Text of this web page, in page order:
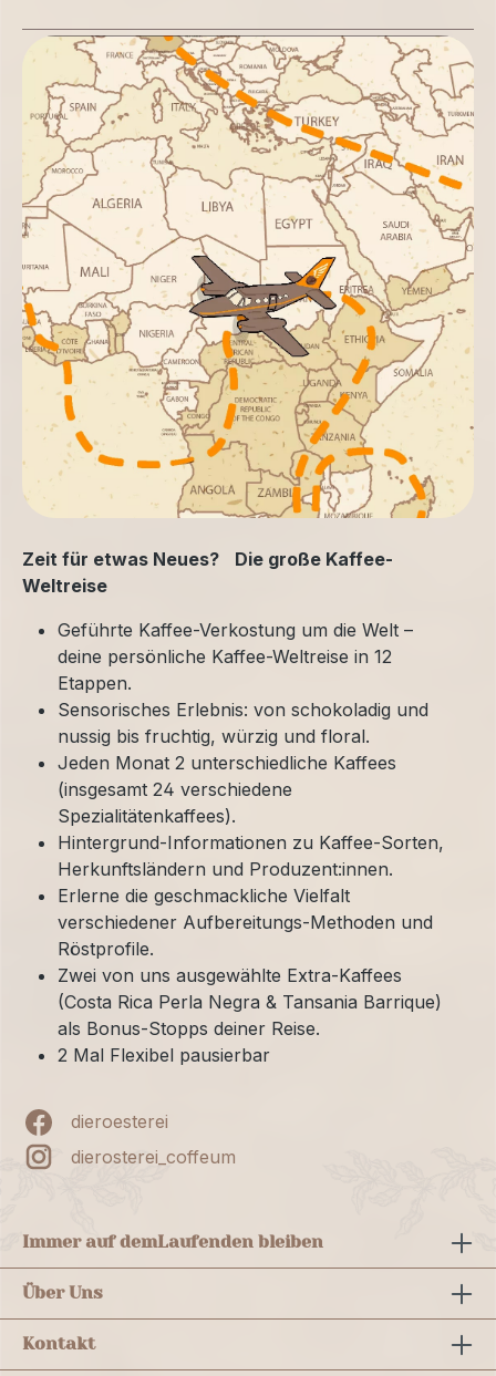
Zeit für etwas Neues? Die große Kaffee-
Weltreise
Geführte Kaffee-Verkostung um die Welt –
deine persönliche Kaffee-Weltreise in 12
Etappen.
Sensorisches Erlebnis: von schokoladig und
nussig bis fruchtig, würzig und floral.
Jeden Monat 2 unterschiedliche Kaffees
(insgesamt 24 verschiedene
Spezialitätenkaffees).
Hintergrund-Informationen zu Kaffee-Sorten,
Herkunftsländern und Produzent:innen.
Erlerne die geschmackliche Vielfalt
verschiedener Aufbereitungs-Methoden und
Röstprofile.
Zwei von uns ausgewählte Extra-Kaffees
(Costa Rica Perla Negra & Tansania Barrique)
als Bonus-Stopps deiner Reise.
2 Mal Flexibel pausierbar
dieroesterei
dierosterei_coffeum
Immer auf demLaufenden bleiben
Über Uns
Kontakt